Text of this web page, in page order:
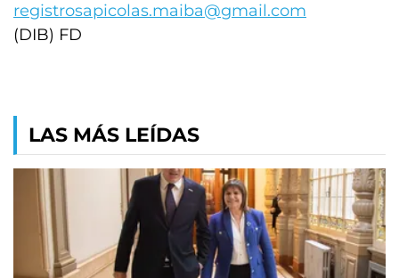
registrosapicolas.maiba@gmail.com
(DIB) FD
LAS MÁS LEÍDAS